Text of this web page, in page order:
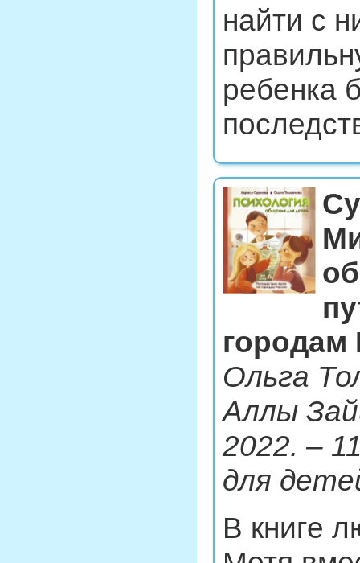
найти с
ребенка
городам
Ольга
Аллы
2022. –
для
В книге